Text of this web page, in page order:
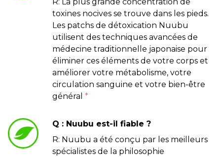
toxines nocives se trouve dans les pieds.
Les patchs de détoxication Nuubu
utilisent des techniques avancées de
médecine traditionnelle japonaise pour
éliminer ces éléments de votre corps et
améliorer votre métabolisme, votre
circulation sanguine et votre bien-être
général *
Q : Nuubu est-il fiable ?
R: Nuubu a été conçu par les meilleurs
spécialistes de la philosophie